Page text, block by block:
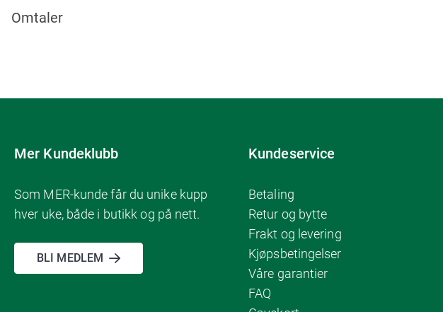
Omtaler
Mer Kundeklubb
Som MER-kunde får du unike kupp
hver uke, både i butikk og på nett.
BLI MEDLEM
Kundeservice
Betaling
Retur og bytte
Frakt og levering
Kjøpsbetingelser
Våre garantier
FAQ